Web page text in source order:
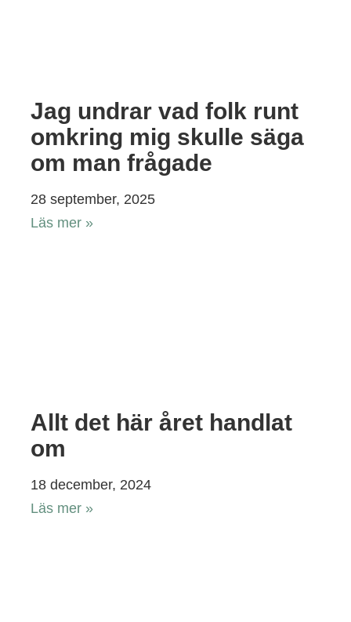
Jag undrar vad folk runt
omkring mig skulle säga
om man frågade
28 september, 2025
Läs mer »
Allt det här året handlat
om
18 december, 2024
Läs mer »